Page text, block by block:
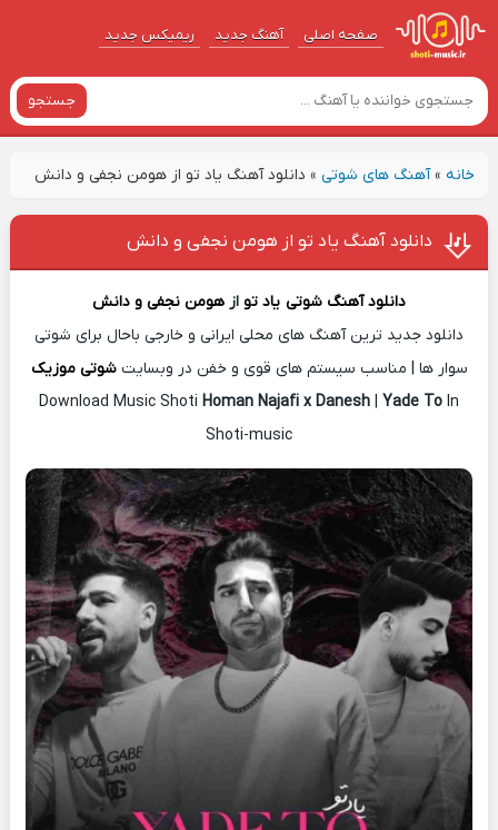
صفحه اصلی آهنگ‌ جدید ریمیکس جدید
جستجو
خانه»آهنگ های شوتی» دانلود آهنگ یاد تو از هومن نجفی و دانش
دانلود آهنگ یاد تو از هومن نجفی و دانش
دانلود آهنگ شوتی یاد تو از هومن نجفی و دانش
دانلود جدید ترین آهنگ های محلی ایرانی و خارجی باحال برای شوتی
سوار ها | مناسب سیستم های قوی و خفن در وبسایتشوتی موزیک
Download Music Shoti Homan Najafi x Danesh Yade To In
Shoti-music